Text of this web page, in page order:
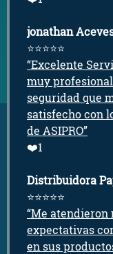
jonathan
⭐⭐⭐⭐⭐
“Excelente
muy
seguridad que
satisfecho con
de ASIPRO”
❤️1
Distribuidora
⭐⭐⭐⭐⭐
“Me
expectativas
en sus